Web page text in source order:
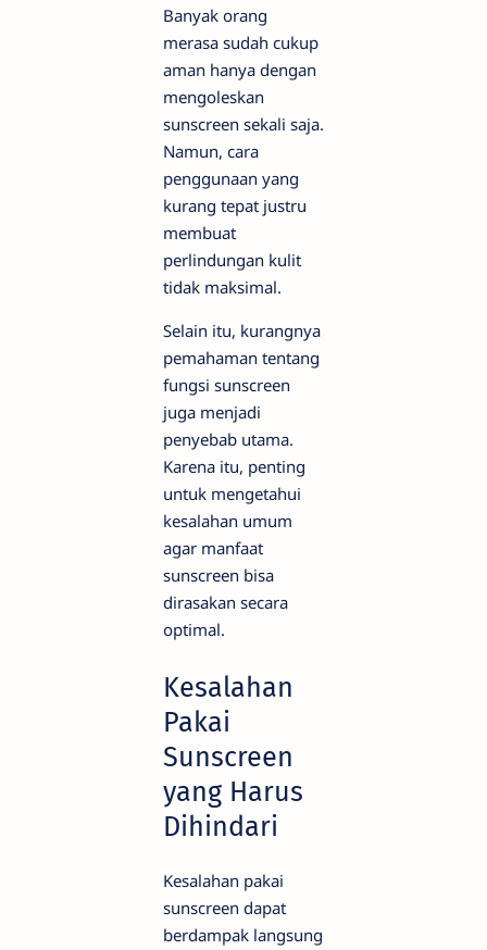
Banyak orang
merasa sudah cukup
aman hanya dengan
mengoleskan
sunscreen sekali saja.
Namun, cara
penggunaan yang
kurang tepat justru
membuat
perlindungan kulit
tidak maksimal.
Selain itu, kurangnya
pemahaman tentang
fungsi sunscreen
juga menjadi
penyebab utama.
Karena itu, penting
untuk mengetahui
kesalahan umum
agar manfaat
sunscreen bisa
dirasakan secara
optimal.
Kesalahan
Pakai
Sunscreen
yang Harus
Dihindari
Kesalahan pakai
sunscreen dapat
berdampak langsung